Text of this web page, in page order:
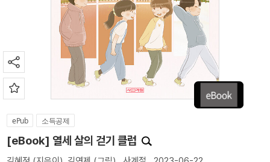
ePub 소득공제
[eBook] 열세 살의 걷기 클럽